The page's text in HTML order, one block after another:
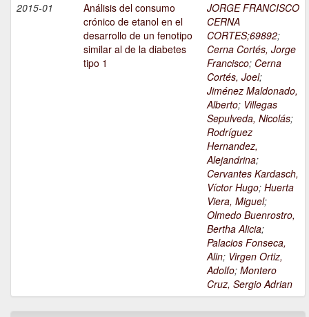
2015-01
Análisis del consumo
crónico de etanol en el
desarrollo de un fenotipo
similar al de la diabetes
tipo 1
JORGE FRANCISCO
CERNA
CORTES;69892;
Cerna Cortés, Jorge
Francisco; Cerna
Cortés, Joel;
Jiménez Maldonado,
Alberto; Villegas
Sepulveda, Nicolás;
Rodríguez
Hernandez,
Alejandrina;
Cervantes Kardasch,
Víctor Hugo; Huerta
Viera, Miguel;
Olmedo Buenrostro,
Bertha Alicia;
Palacios Fonseca,
Alin; Virgen Ortiz,
Adolfo; Montero
Cruz, Sergio Adrian